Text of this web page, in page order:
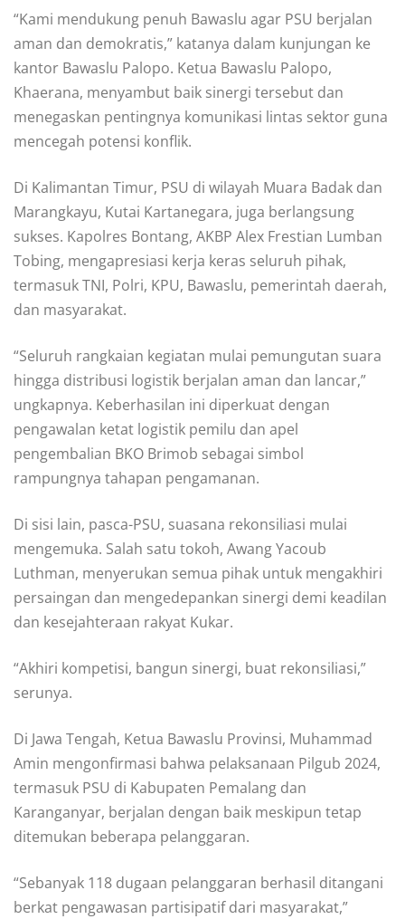
“Kami mendukung penuh Bawaslu agar PSU berjalan
aman dan demokratis,” katanya dalam kunjungan ke
kantor Bawaslu Palopo. Ketua Bawaslu Palopo,
Khaerana, menyambut baik sinergi tersebut dan
menegaskan pentingnya komunikasi lintas sektor guna
mencegah potensi konflik.
Di Kalimantan Timur, PSU di wilayah Muara Badak dan
Marangkayu, Kutai Kartanegara, juga berlangsung
sukses. Kapolres Bontang, AKBP Alex Frestian Lumban
Tobing, mengapresiasi kerja keras seluruh pihak,
termasuk TNI, Polri, KPU, Bawaslu, pemerintah daerah,
dan masyarakat.
“Seluruh rangkaian kegiatan mulai pemungutan suara
hingga distribusi logistik berjalan aman dan lancar,”
ungkapnya. Keberhasilan ini diperkuat dengan
pengawalan ketat logistik pemilu dan apel
pengembalian BKO Brimob sebagai simbol
rampungnya tahapan pengamanan.
Di sisi lain, pasca-PSU, suasana rekonsiliasi mulai
mengemuka. Salah satu tokoh, Awang Yacoub
Luthman, menyerukan semua pihak untuk mengakhiri
persaingan dan mengedepankan sinergi demi keadilan
dan kesejahteraan rakyat Kukar.
“Akhiri kompetisi, bangun sinergi, buat rekonsiliasi,”
serunya.
Di Jawa Tengah, Ketua Bawaslu Provinsi, Muhammad
Amin mengonfirmasi bahwa pelaksanaan Pilgub 2024,
termasuk PSU di Kabupaten Pemalang dan
Karanganyar, berjalan dengan baik meskipun tetap
ditemukan beberapa pelanggaran.
“Sebanyak 118 dugaan pelanggaran berhasil ditangani
berkat pengawasan partisipatif dari masyarakat,”